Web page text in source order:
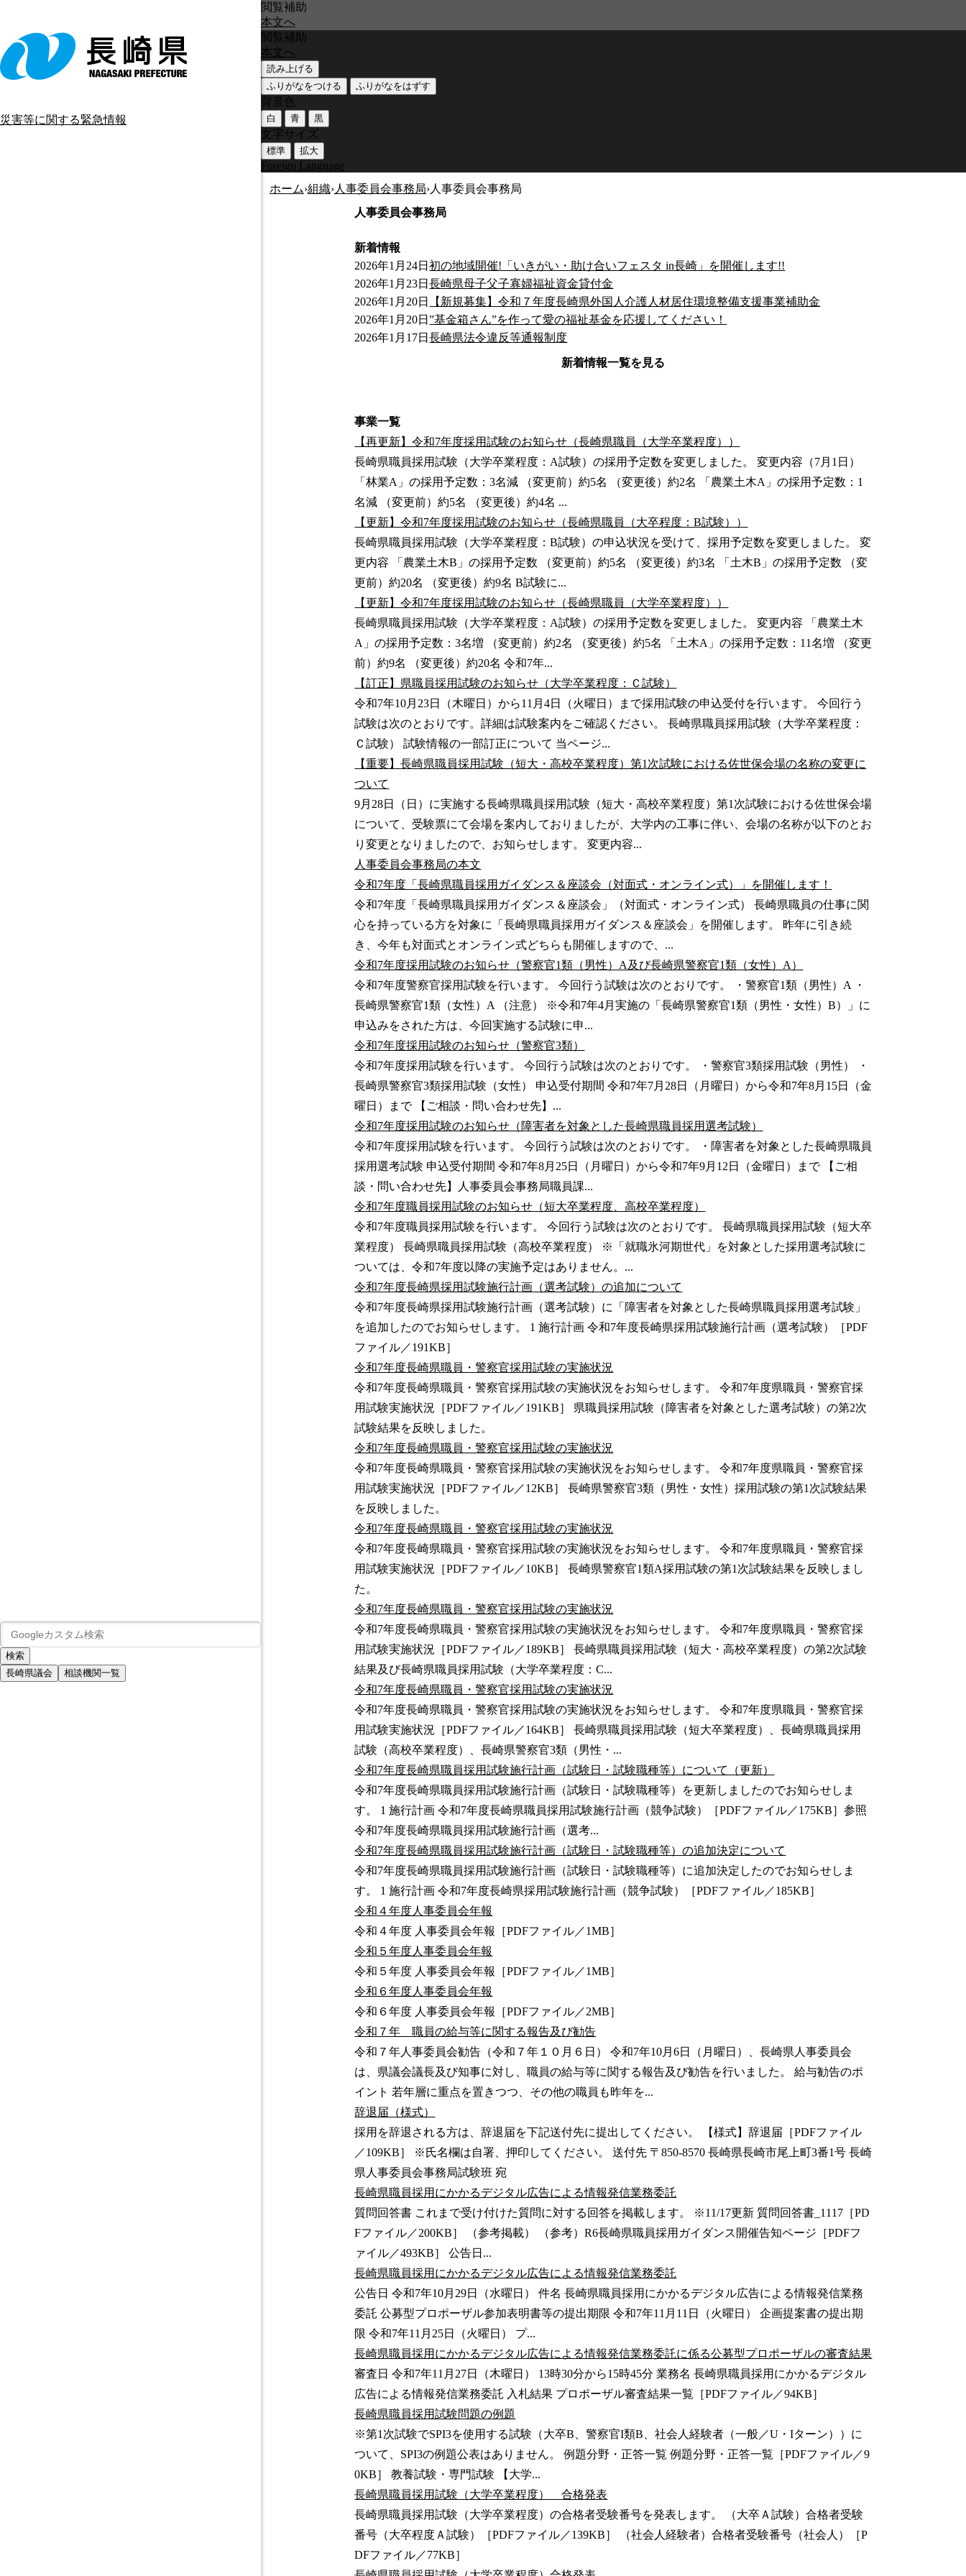
災害等に関する緊急情報
長崎県議会 相談機関一覧
閲覧補助
本文へ
閲覧補助
本文へ
読み上げる
ふりがなをつける
ふりがなをはずす
背景色
白 青 黒
文字サイズ
標準 拡大
Foreign Language
ホーム›組織›人事委員会事務局›人事委員会事務局
人事委員会事務局
新着情報
2026年1月24日初の地域開催!「いきがい・助け合いフェスタ in長崎」を開催します!!
2026年1月23日長崎県母子父子寡婦福祉資金貸付金
2026年1月20日
【新規募集】令和７年度長崎県外国人介護人材居住環境整備支援事業補助金
2026年1月20日”基金箱さん”を作って愛の福祉基金を応援してください！
2026年1月17日長崎県法令違反等通報制度
新着情報一覧を見る
事業一覧
【再更新】令和7年度採用試験のお知らせ（長崎県職員（大学卒業程度））
長崎県職員採用試験（大学卒業程度：A試験）の採用予定数を変更しました。 変更内容（7月1日）
「林業A」の採用予定数：3名減 （変更前）約5名 （変更後）約2名 「農業土木A」の採用予定数：1
名減 （変更前）約5名 （変更後）約4名 ...
【更新】令和7年度採用試験のお知らせ（長崎県職員（大卒程度：B試験））
長崎県職員採用試験（大学卒業程度：B試験）の申込状況を受けて、採用予定数を変更しました。 変
更内容 「農業土木B」の採用予定数 （変更前）約5名 （変更後）約3名 「土木B」の採用予定数 （変
更前）約20名 （変更後）約9名 B試験に...
【更新】令和7年度採用試験のお知らせ（長崎県職員（大学卒業程度））
長崎県職員採用試験（大学卒業程度：A試験）の採用予定数を変更しました。 変更内容 「農業土木
A」の採用予定数：3名増 （変更前）約2名 （変更後）約5名 「土木A」の採用予定数：11名増 （変更
前）約9名 （変更後）約20名 令和7年...
【訂正】県職員採用試験のお知らせ（大学卒業程度：Ｃ試験）
令和7年10月23日（木曜日）から11月4日（火曜日）まで採用試験の申込受付を行います。 今回行う
試験は次のとおりです。詳細は試験案内をご確認ください。 長崎県職員採用試験（大学卒業程度：
Ｃ試験） 試験情報の一部訂正について 当ページ...
【重要】長崎県職員採用試験（短大・高校卒業程度）第1次試験における佐世保会場の名称の変更に
ついて
9月28日（日）に実施する長崎県職員採用試験（短大・高校卒業程度）第1次試験における佐世保会場
について、受験票にて会場を案内しておりましたが、大学内の工事に伴い、会場の名称が以下のとお
り変更となりましたので、お知らせします。 変更内容...
人事委員会事務局の本文
令和7年度「長崎県職員採用ガイダンス＆座談会（対面式・オンライン式）」を開催します！
令和7年度「長崎県職員採用ガイダンス＆座談会」（対面式・オンライン式） 長崎県職員の仕事に関
心を持っている方を対象に「長崎県職員採用ガイダンス＆座談会」を開催します。 昨年に引き続
き、今年も対面式とオンライン式どちらも開催しますので、...
令和7年度採用試験のお知らせ（警察官1類（男性）A及び長崎県警察官1類（女性）A）
令和7年度警察官採用試験を行います。 今回行う試験は次のとおりです。 ・警察官1類（男性）A ・
長崎県警察官1類（女性）A （注意） ※令和7年4月実施の「長崎県警察官1類（男性・女性）B）」に
申込みをされた方は、今回実施する試験に申...
令和7年度採用試験のお知らせ（警察官3類）
令和7年度採用試験を行います。 今回行う試験は次のとおりです。 ・警察官3類採用試験（男性） ・
長崎県警察官3類採用試験（女性） 申込受付期間 令和7年7月28日（月曜日）から令和7年8月15日（金
曜日）まで 【ご相談・問い合わせ先】...
令和7年度採用試験のお知らせ（障害者を対象とした長崎県職員採用選考試験）
令和7年度採用試験を行います。 今回行う試験は次のとおりです。 ・障害者を対象とした長崎県職員
採用選考試験 申込受付期間 令和7年8月25日（月曜日）から令和7年9月12日（金曜日）まで 【ご相
談・問い合わせ先】人事委員会事務局職員課...
令和7年度職員採用試験のお知らせ（短大卒業程度、高校卒業程度）
令和7年度職員採用試験を行います。 今回行う試験は次のとおりです。 長崎県職員採用試験（短大卒
業程度） 長崎県職員採用試験（高校卒業程度） ※「就職氷河期世代」を対象とした採用選考試験に
ついては、令和7年度以降の実施予定はありません。...
令和7年度長崎県採用試験施行計画（選考試験）の追加について
令和7年度長崎県採用試験施行計画（選考試験）に「障害者を対象とした長崎県職員採用選考試験」
を追加したのでお知らせします。 1 施行計画 令和7年度長崎県採用試験施行計画（選考試験）［PDF
ファイル／191KB］
令和7年度長崎県職員・警察官採用試験の実施状況
令和7年度長崎県職員・警察官採用試験の実施状況をお知らせします。 令和7年度県職員・警察官採
用試験実施状況［PDFファイル／191KB］ 県職員採用試験（障害者を対象とした選考試験）の第2次
試験結果を反映しました。
令和7年度長崎県職員・警察官採用試験の実施状況
令和7年度長崎県職員・警察官採用試験の実施状況をお知らせします。 令和7年度県職員・警察官採
用試験実施状況［PDFファイル／12KB］ 長崎県警察官3類（男性・女性）採用試験の第1次試験結果
を反映しました。
令和7年度長崎県職員・警察官採用試験の実施状況
令和7年度長崎県職員・警察官採用試験の実施状況をお知らせします。 令和7年度県職員・警察官採
用試験実施状況［PDFファイル／10KB］ 長崎県警察官1類A採用試験の第1次試験結果を反映しまし
た。
令和7年度長崎県職員・警察官採用試験の実施状況
令和7年度長崎県職員・警察官採用試験の実施状況をお知らせします。 令和7年度県職員・警察官採
用試験実施状況［PDFファイル／189KB］ 長崎県職員採用試験（短大・高校卒業程度）の第2次試験
結果及び長崎県職員採用試験（大学卒業程度：C...
令和7年度長崎県職員・警察官採用試験の実施状況
令和7年度長崎県職員・警察官採用試験の実施状況をお知らせします。 令和7年度県職員・警察官採
用試験実施状況［PDFファイル／164KB］ 長崎県職員採用試験（短大卒業程度）、長崎県職員採用
試験（高校卒業程度）、長崎県警察官3類（男性・...
令和7年度長崎県職員採用試験施行計画（試験日・試験職種等）について（更新）
令和7年度長崎県職員採用試験施行計画（試験日・試験職種等）を更新しましたのでお知らせしま
す。 1 施行計画 令和7年度長崎県職員採用試験施行計画（競争試験）［PDFファイル／175KB］参照
令和7年度長崎県職員採用試験施行計画（選考...
令和7年度長崎県職員採用試験施行計画（試験日・試験職種等）の追加決定について
令和7年度長崎県職員採用試験施行計画（試験日・試験職種等）に追加決定したのでお知らせしま
す。 1 施行計画 令和7年度長崎県採用試験施行計画（競争試験）［PDFファイル／185KB］
令和４年度人事委員会年報
令和４年度 人事委員会年報［PDFファイル／1MB］
令和５年度人事委員会年報
令和５年度 人事委員会年報［PDFファイル／1MB］
令和６年度人事委員会年報
令和６年度 人事委員会年報［PDFファイル／2MB］
令和７年 職員の給与等に関する報告及び勧告
令和７年人事委員会勧告（令和７年１０月６日） 令和7年10月6日（月曜日）、長崎県人事委員会
は、県議会議長及び知事に対し、職員の給与等に関する報告及び勧告を行いました。 給与勧告のポ
イント 若年層に重点を置きつつ、その他の職員も昨年を...
辞退届（様式）
採用を辞退される方は、辞退届を下記送付先に提出してください。 【様式】辞退届［PDFファイル
／109KB］ ※氏名欄は自署、押印してください。 送付先 〒850-8570 長崎県長崎市尾上町3番1号 長崎
県人事委員会事務局試験班 宛
長崎県職員採用にかかるデジタル広告による情報発信業務委託
質問回答書 これまで受け付けた質問に対する回答を掲載します。 ※11/17更新 質問回答書_1117［PD
Fファイル／200KB］ （参考掲載） （参考）R6長崎県職員採用ガイダンス開催告知ページ［PDFフ
ァイル／493KB］ 公告日...
長崎県職員採用にかかるデジタル広告による情報発信業務委託
公告日 令和7年10月29日（水曜日） 件名 長崎県職員採用にかかるデジタル広告による情報発信業務
委託 公募型プロポーザル参加表明書等の提出期限 令和7年11月11日（火曜日） 企画提案書の提出期
限 令和7年11月25日（火曜日） プ...
長崎県職員採用にかかるデジタル広告による情報発信業務委託に係る公募型プロポーザルの審査結果
審査日 令和7年11月27日（木曜日） 13時30分から15時45分 業務名 長崎県職員採用にかかるデジタル
広告による情報発信業務委託 入札結果 プロポーザル審査結果一覧［PDFファイル／94KB］
長崎県職員採用試験問題の例題
※第1次試験でSPI3を使用する試験（大卒B、警察官I類B、社会人経験者（一般／U・Iターン））に
ついて、SPI3の例題公表はありません。 例題分野・正答一覧 例題分野・正答一覧［PDFファイル／9
0KB］ 教養試験・専門試験 【大学...
長崎県職員採用試験（大学卒業程度） 合格発表
長崎県職員採用試験（大学卒業程度）の合格者受験番号を発表します。 （大卒Ａ試験）合格者受験
番号（大卒程度Ａ試験）［PDFファイル／139KB］ （社会人経験者）合格者受験番号（社会人）［P
DFファイル／77KB］